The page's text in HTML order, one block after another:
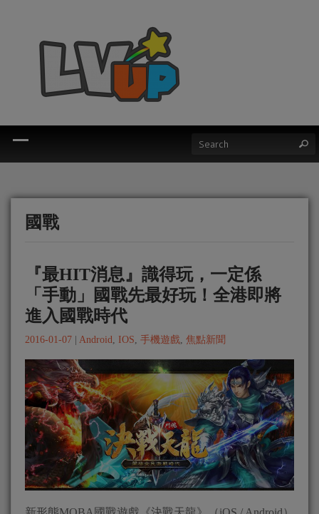
國戰
『最HIT消息』識得玩，一定係
「手動」國戰先最好玩！全港即將
進入國戰時代
2016-01-07 Android, IOS, 手機遊戲, 焦點新聞